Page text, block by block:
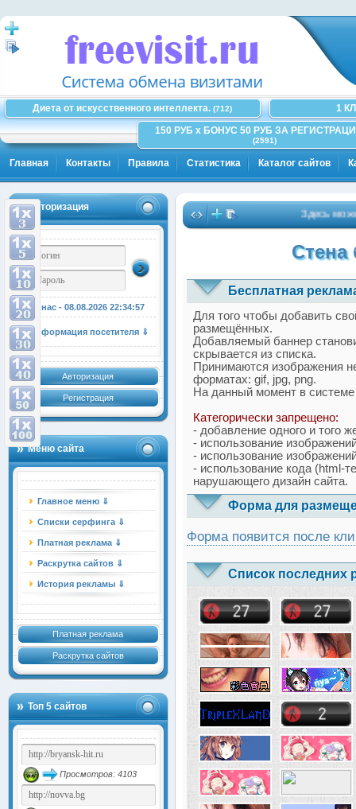
Диета от искусственного интеллекта. (712)
1
150 РУБ x БОНУС 50 РУБ ЗА
(2591)
Главная Контакты Правила Статистика Каталог сайтов
Авторизация
У нас - 08.08.2026 22:34:58
Информация посетителя ⇓
Авторизация
Регистрация
Меню сайта
Главное меню ⇓
Списки серфинга ⇓
Платная реклама ⇓
Раскрутка сайтов ⇓
История рекламы ⇓
Платная реклама
Раскрутка сайтов
Топ 5 сайтов
Просмотров: 4103
Здесь может
Стена
Бесплатная
Для того чтобы добавить
размещённых.
Добавляемый баннер
скрывается из списка.
Принимаются изображения
форматах: gif, jpg, png.
На данный момент в
Категорически запрещено:
- добавление одного и того
- использование
- использование
- использование кода (html-
нарушающего дизайн сайта.
Форма для
Форма появится после
Список последних